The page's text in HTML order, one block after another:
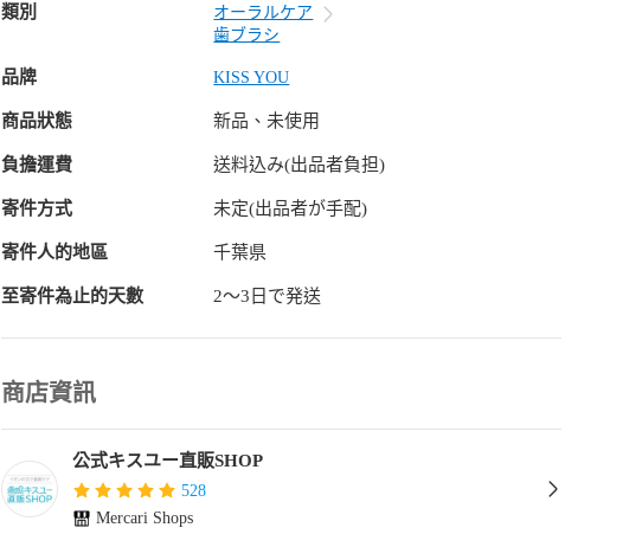
類別
オーラルケア
歯ブラシ
品牌 KISS YOU
商品狀態 新品、未使用
負擔運費 送料込み(出品者負担)
寄件方式 未定(出品者が手配)
寄件人的地區 千葉県
至寄件為止的天數 2〜3日で発送
商店資訊
公式キスユー直販SHOP
528
Mercari Shops